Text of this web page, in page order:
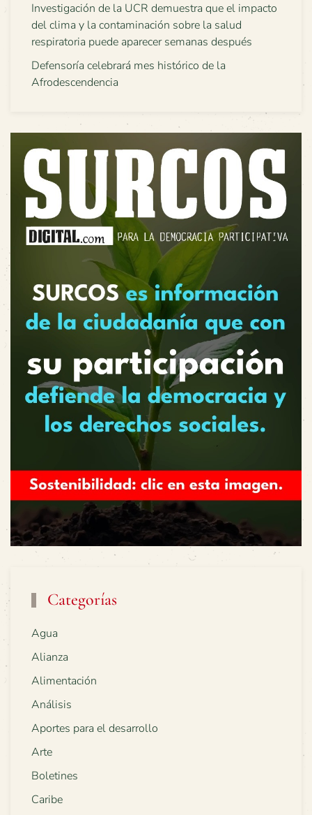
Investigación de la UCR demuestra que el impacto
del clima y la contaminación sobre la salud
respiratoria puede aparecer semanas después
Defensoría celebrará mes histórico de la
Afrodescendencia
Categorías
Agua
Alianza
Alimentación
Análisis
Aportes para el desarrollo
Arte
Boletines
Caribe